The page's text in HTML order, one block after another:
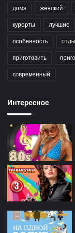
дома женский
курорты лучшие
особенность
приготовить
современный
Интересное